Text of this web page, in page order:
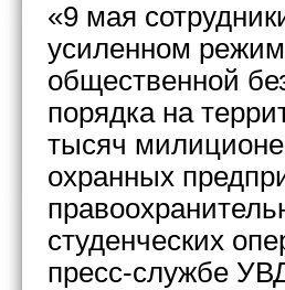
«9 мая
усиленном
общественной
порядка на
тысяч
охранных
студенческих
пресс-службе